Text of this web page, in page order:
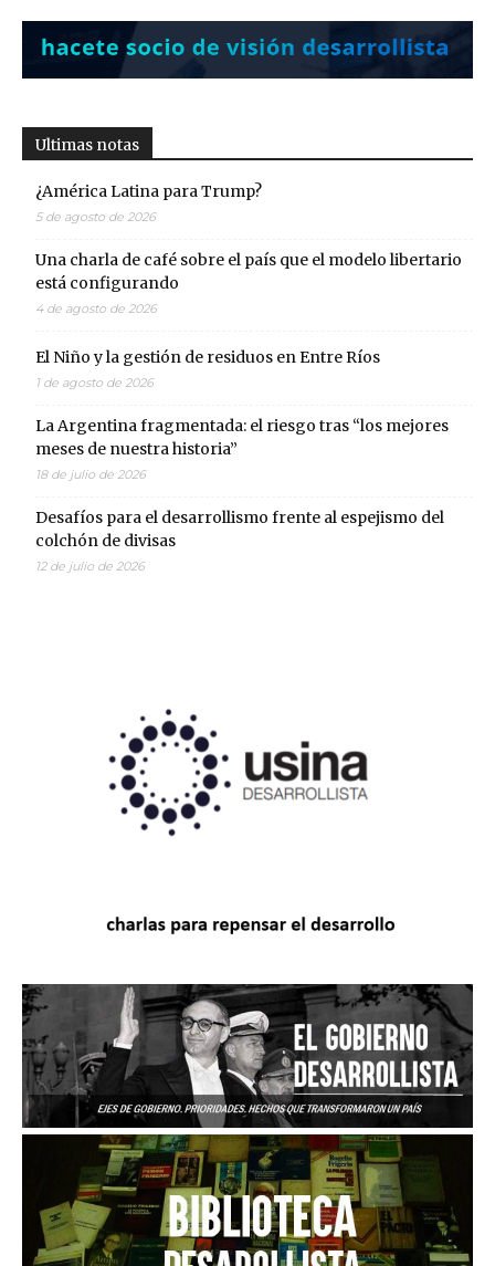
Ultimas notas
¿América Latina para Trump?
5 de agosto de 2026
Una charla de café sobre el país que el modelo libertario
está configurando
4 de agosto de 2026
El Niño y la gestión de residuos en Entre Ríos
1 de agosto de 2026
La Argentina fragmentada: el riesgo tras “los mejores
meses de nuestra historia”
18 de julio de 2026
Desafíos para el desarrollismo frente al espejismo del
colchón de divisas
12 de julio de 2026